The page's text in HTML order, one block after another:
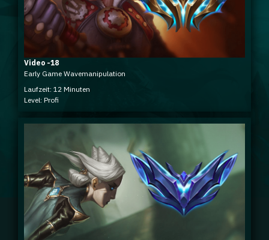
Video -18
Early Game Wavemanipulation
Laufzeit: 12 Minuten
Level: Profi